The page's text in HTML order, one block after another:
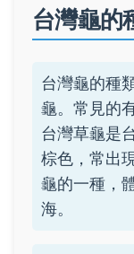
台灣龜的
台灣龜的種
龜。常見的
台灣草龜是
棕色，常出
龜的一種，
海。